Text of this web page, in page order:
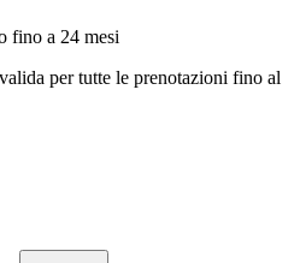
fino a 24 mesi
per tutte le prenotazioni fino al